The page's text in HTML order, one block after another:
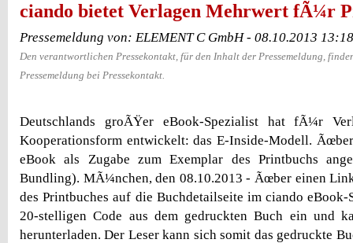
ciando bietet Verlagen Mehrwert fÃ¼r
Pressemeldung von: ELEMENT C GmbH - 08.10.2013
Den verantwortlichen Pressekontakt, für den Inhalt der Pressemeldung,
Pressemeldung bei Pressekontakt.
Deutschlands groÃŸer eBook-Spezialist hat fÃ¼r
Kooperationsform entwickelt: das E-Inside-Modell.
eBook als Zugabe zum Exemplar des Printbuchs
Bundling). MÃ¼nchen, den 08.10.2013 - Ãœber einen
des Printbuches auf die Buchdetailseite im ciando
20-stelligen Code aus dem gedruckten Buch ein und
herunterladen. Der Leser kann sich somit das gedruckte